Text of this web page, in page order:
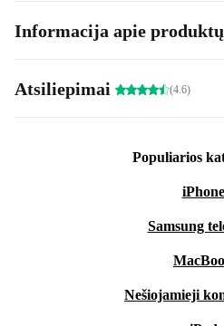
Informacija apie
Atsiliepimai (4.6)
Populiarios
iPhone
Samsung
Nešiojamieji